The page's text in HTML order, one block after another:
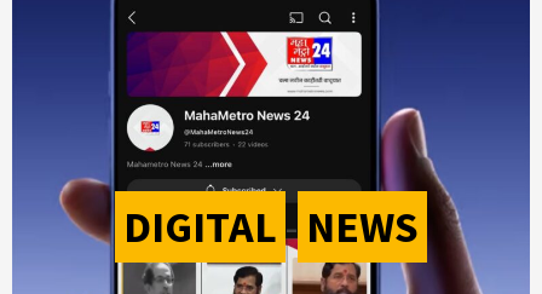
DIGITAL- NEWS